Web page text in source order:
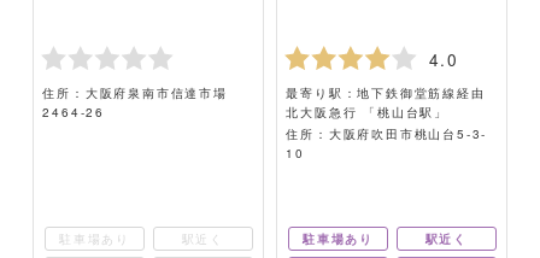
住所：大阪府泉南市信達市場
2464-26
駐車場あり
駅近く
4.0
最寄り駅：地下鉄御堂筋線経由
北大阪急行 「桃山台駅」
住所：大阪府吹田市桃山台5-3-
10
駐車場あり
駅近く